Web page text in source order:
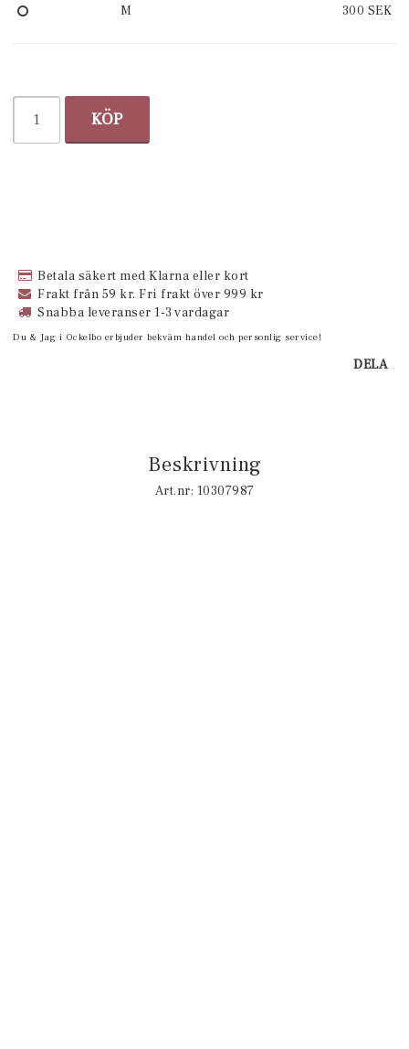
M 300 SEK
KÖP
Betala säkert med Klarna eller kort
Frakt från 59 kr. Fri frakt över 999 kr
Snabba leveranser 1-3 vardagar
Du & Jag i Ockelbo erbjuder bekväm handel och personlig service!
DELA
Beskrivning
Art.nr: 10307987